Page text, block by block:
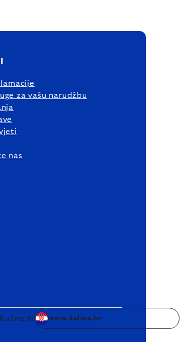
za vašu narudžbu
nas
www.kulina.hr